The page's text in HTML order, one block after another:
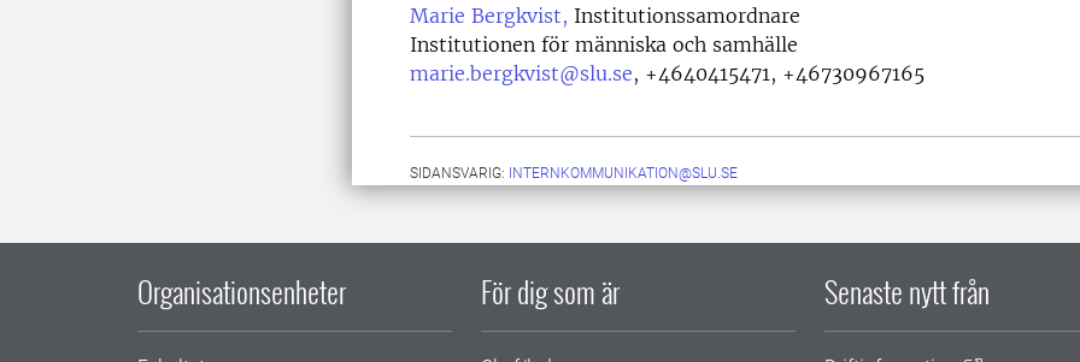
Marie Bergkvist, Institutionssamordnare
Institutionen för människa och samhälle
marie.bergkvist@slu.se, +4640415471, +46730967165
SIDANSVARIG: INTERNKOMMUNIKATION@SLU.SE
Organisationsenheter För dig som är Senaste nytt från